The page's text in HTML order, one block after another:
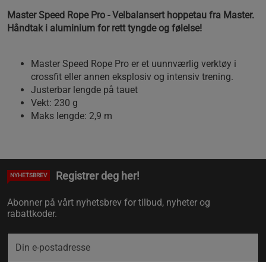
Master Speed Rope Pro - Velbalansert hoppetau fra Master.
Håndtak i aluminium for rett tyngde og følelse!
Master Speed Rope Pro er et uunnværlig verktøy i
crossfit eller annen eksplosiv og intensiv trening.
Justerbar lengde på tauet
Vekt: 230 g
Maks lengde: 2,9 m
NYHETSBREV Registrer deg her!
Abonner på vårt nyhetsbrev for tilbud, nyheter og
rabattkoder.